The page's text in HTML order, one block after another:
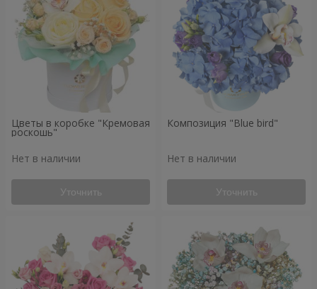
Цветы в коробке "Кремовая
роскошь"
Нет в наличии
Уточнить
Композиция "Blue bird"
Нет в наличии
Уточнить